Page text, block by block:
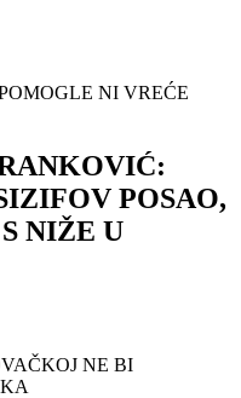
NI VREĆE
POSAO,
NIŽE U
NE BI